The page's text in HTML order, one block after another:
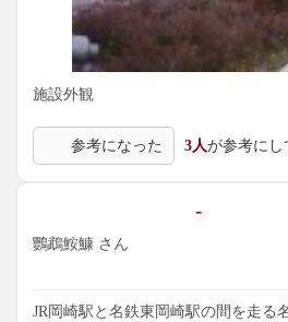
施設外観
参考になった 3人が参考にし
-
鸚鵡鮟鱇 さん
JR岡崎駅と名鉄東岡崎駅の間を走る